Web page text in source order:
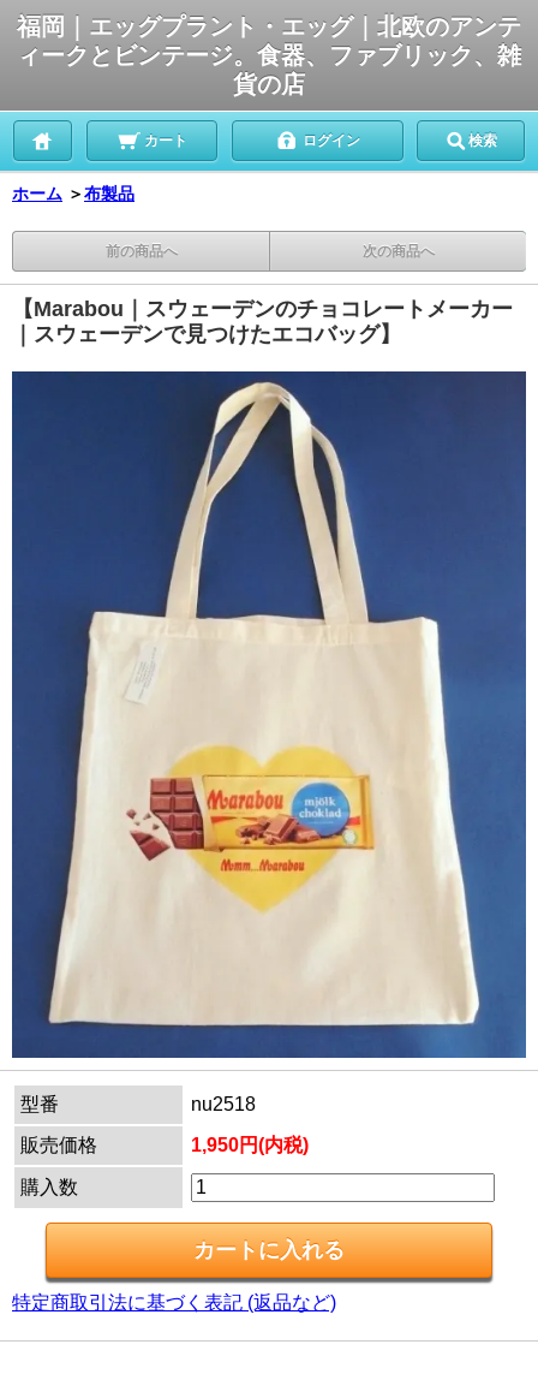
福岡｜エッグプラント・エッグ｜北欧のアンテ
ィークとビンテージ。食器、ファブリック、雑
貨の店
カート ログイン 検索
ホーム ＞布製品
前の商品へ 次の商品へ
【Marabou｜スウェーデンのチョコレートメーカー
｜スウェーデンで見つけたエコバッグ】
型番
nu2518
販売価格
1,950円(内税)
購入数
特定商取引法に基づく表記 (返品など)